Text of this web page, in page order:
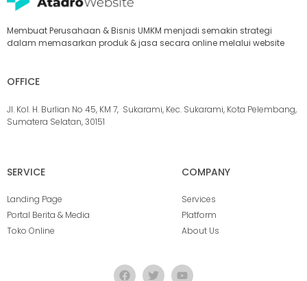
Membuat Perusahaan & Bisnis UMKM menjadi semakin strategi
dalam memasarkan produk & jasa secara online melalui website
OFFICE
Jl. Kol. H. Burlian No 45, KM 7, Sukarami, Kec. Sukarami, Kota Pelembang,
Sumatera Selatan, 30151
SERVICE
Landing Page
Portal Berita & Media
Toko Online
COMPANY
Services
Platform
About Us